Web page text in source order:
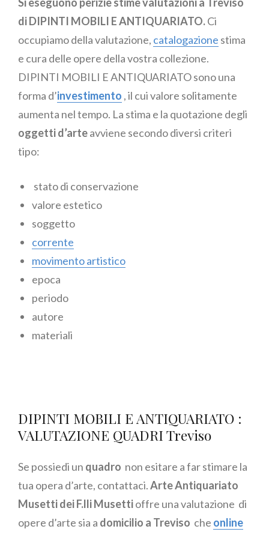
Si eseguono perizie stime valutazioni a Treviso
di DIPINTI MOBILI E ANTIQUARIATO.Ci
occupiamo della valutazione, catalogazione stima
e cura delle opere della vostra collezione.
DIPINTI MOBILI E ANTIQUARIATO sono una
forma d’investimento , il cui valore solitamente
aumenta nel tempo. La stima e la quotazione degli
oggetti d’arteavviene secondo diversi criteri
tipo:
stato di conservazione
valore estetico
soggetto
corrente
movimento artistico
epoca
periodo
autore
materiali
DIPINTI MOBILI E ANTIQUARIATO :
VALUTAZIONE QUADRI Treviso
Se possiedi un quadro non esitare a far stimare la
tua opera d’arte, contattaci.Arte Antiquariato
Musetti dei F.lli Musettioffre una valutazione di
opere d’arte sia a domicilio a Treviso che online